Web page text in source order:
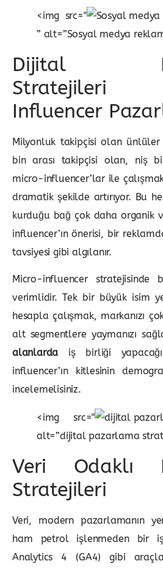
<img src="
” alt=”Sosyal medya
Dijital
Influencer
Milyonluk takipçisi olan
bin arası takipçisi olan, niş
micro-influencer’lar ile
dramatik şekilde artırıyor. Bu
kurduğu bağ çok daha organik
influencer’ın önerisi, bir
tavsiyesi gibi algılanır.
Micro-influencer stratejisinde
verimlidir. Tek bir büyük isim
hesapla çalışmak, markanızı
alt segmentlere yaymanızı
alanlarda iş birliği
influencer’ın kitlesinin
incelemelisiniz.
<img src="
alt=”dijital pazarlama
Veri Odaklı
Stratejileri
Veri, modern pazarlamanın
ham petrol işlenmeden bir
Analytics 4 (GA4) gibi